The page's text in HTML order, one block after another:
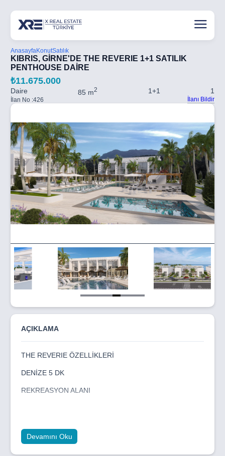
AnasayfaKonutSatılık
KIBRIS, GİRNE'DE THE REVERIE 1+1 SATILIK
PENTHOUSE DAİRE
₺11.675.000
Daire 85 m2 1+1 1
İlan No :426 İlanı Bildir
5
of
AÇIKLAMA
THE REVERIE ÖZELLİKLERİ
DENİZE 5 DK
REKREASYON ALANI
YOGA ALANI
Devamını Oku